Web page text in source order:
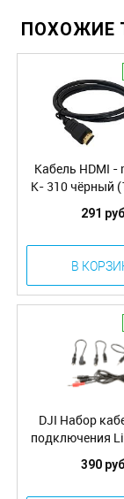
ПОХОЖИЕ
Кабель HDMI -
K- 310 чёрный
291
В
DJI Набор
подключения
(Remote
Lightbridge)
390